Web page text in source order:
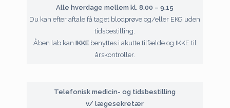
Alle hverdage mellem kl. 8.00 – 9.15
Du kan efter aftale få taget blodprøve og/eller EKG uden
tidsbestilling.
Åben lab kan IKKEbenyttes i akutte tilfælde og IKKE til
årskontroller.
Telefonisk medicin- og tidsbestilling
v/ lægesekretær